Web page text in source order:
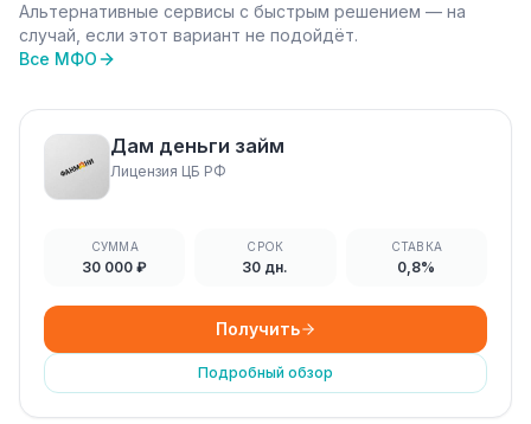
Альтернативные сервисы с быстрым решением — на
случай, если этот вариант не подойдёт.
Все МФО
Дам деньги займ
Лицензия ЦБ РФ
СУММА
30 000 ₽
СРОК
30 дн.
СТАВКА
0,8%
Получить
Подробный обзор